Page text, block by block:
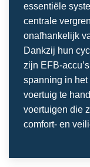
essentiële
centrale
onafhankelijk
Dankzij hun
zijn EFB-
spanning in
voertuig te
voertuigen die
comfort- en